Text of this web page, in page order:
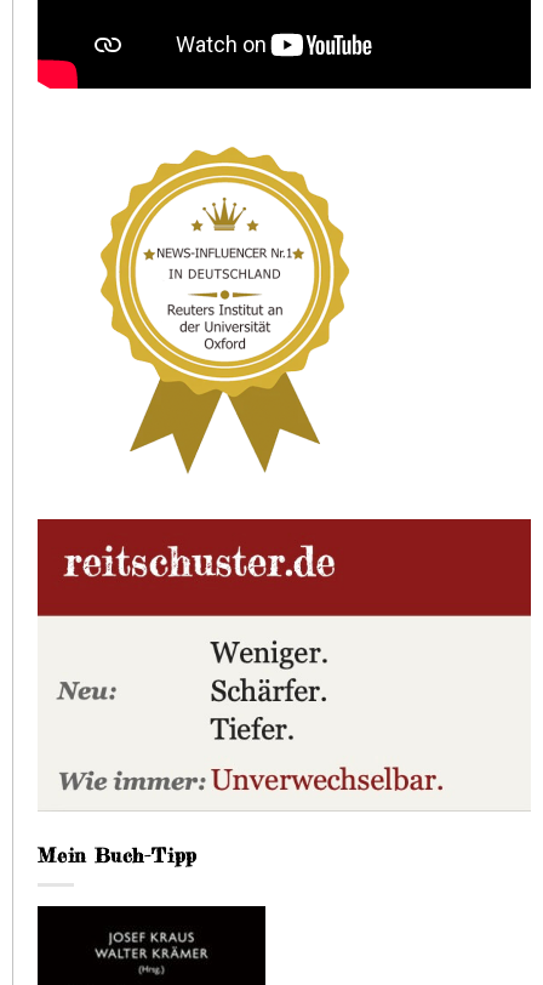
Mein Buch-Tipp